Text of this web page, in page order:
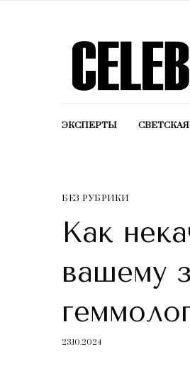
ЭКСПЕРТЫ
БЕЗ РУБРИКИ
Как
вашему
23.10.2024